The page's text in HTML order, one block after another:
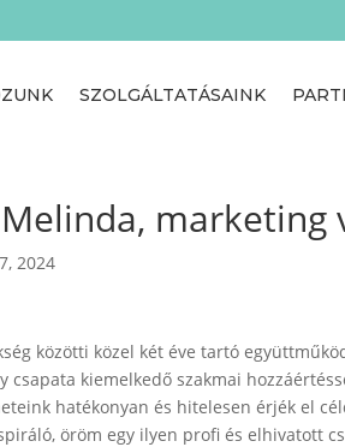
SZOLGÁLTATÁSAINK
marketing
2024
közötti közel két éve tartó
csapata kiemelkedő szakmai
hatékonyan és hitelesen érjék el
öröm egy ilyen profi és elhivatott